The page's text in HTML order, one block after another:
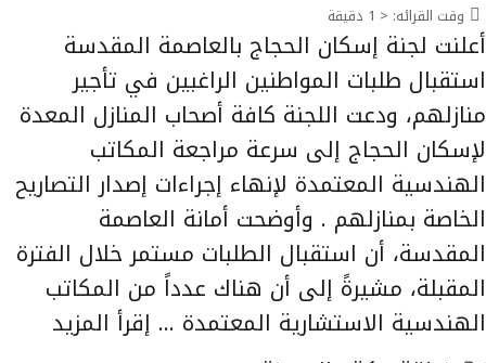
وقت القرائه: < 1 دقيقة
أعلنت لجنة إسكان الحجاج بالعاصمة المقدسة
استقبال طلبات المواطنين الراغبين في تأجير
منازلهم، ودعت اللجنة كافة أصحاب المنازل المعدة
لإسكان الحجاج إلى سرعة مراجعة المكاتب
الهندسية المعتمدة لإنهاء إجراءات إصدار التصاريح
الخاصة بمنازلهم . وأوضحت أمانة العاصمة
المقدسة، أن استقبال الطلبات مستمر خلال الفترة
المقبلة، مشيرةً إلى أن هناك عدداً من المكاتب
الهندسية الاستشارية المعتمدة … إقرأ المزيد